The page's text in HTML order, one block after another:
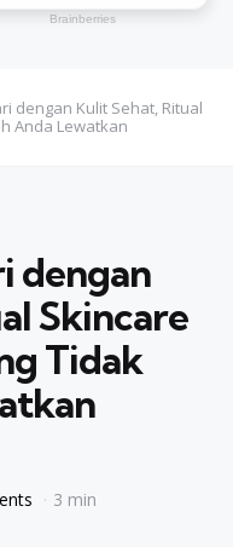
dengan Kulit Sehat, Ritual
Anda Lewatkan
dengan
Skincare
Tidak
3 min